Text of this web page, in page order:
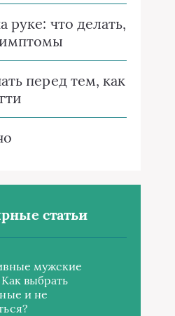
руке: что делать,
перед тем, как
статьи
мужские
выбрать
и не